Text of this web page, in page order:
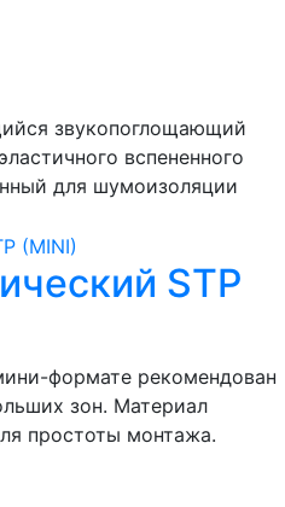
звукопоглощающий
вспененного
для шумоизоляции
STP
формате рекомендован
зон. Материал
простоты монтажа.